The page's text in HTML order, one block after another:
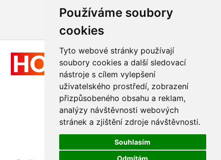
Používáme soubory
cookies
Tyto webové stránky používají
soubory cookies a další sledovací
nástroje s cílem vylepšení
uživatelského prostředí, zobrazení
přizpůsobeného obsahu a reklam,
analýzy návštěvnosti webových
stránek a zjištění zdroje návštěvnosti.
Souhlasím
Odmítám
Všechna práva vyhrazena
© 2011 - 2026Hologram-vyroba.cz
RealizaceGraphicSite.cz